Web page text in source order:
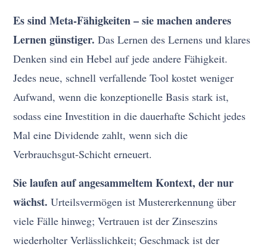
Es sind Meta-Fähigkeiten – sie machen anderes
Lernen günstiger. Das Lernen des Lernens und klares
Denken sind ein Hebel auf jede andere Fähigkeit.
Jedes neue, schnell verfallende Tool kostet weniger
Aufwand, wenn die konzeptionelle Basis stark ist,
sodass eine Investition in die dauerhafte Schicht jedes
Mal eine Dividende zahlt, wenn sich die
Verbrauchsgut-Schicht erneuert.
Sie laufen auf angesammeltem Kontext, der nur
wächst. Urteilsvermögen ist Mustererkennung über
viele Fälle hinweg; Vertrauen ist der Zinseszins
wiederholter Verlässlichkeit; Geschmack ist der